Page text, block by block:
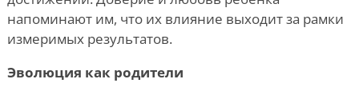
напоминают им, что их влияние выходит за рамки
измеримых результатов.
Эволюция как родители